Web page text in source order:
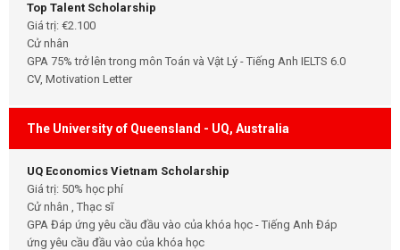
Top Talent Scholarship
Giá trị: €2.100
Cử nhân
GPA 75% trở lên trong môn Toán và Vật Lý - Tiếng Anh IELTS 6.0
CV, Motivation Letter
The University of Queensland - UQ, Australia
UQ Economics Vietnam Scholarship
Giá trị: 50% học phí
Cử nhân , Thạc sĩ
GPA Đáp ứng yêu cầu đầu vào của khóa học - Tiếng Anh Đáp
ứng yêu cầu đầu vào của khóa học